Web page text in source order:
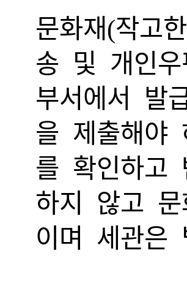
문화재(작고
송 및 개인우
부서에서 발
을 제출해야
를 확인하고
하지 않고 문
이며 세관은